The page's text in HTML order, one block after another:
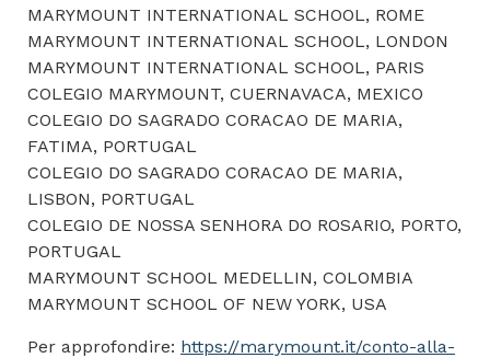
MARYMOUNT INTERNATIONAL SCHOOL, ROME
MARYMOUNT INTERNATIONAL SCHOOL, LONDON
MARYMOUNT INTERNATIONAL SCHOOL, PARIS
COLEGIO MARYMOUNT, CUERNAVACA, MEXICO
COLEGIO DO SAGRADO CORACAO DE MARIA,
FATIMA, PORTUGAL
COLEGIO DO SAGRADO CORACAO DE MARIA,
LISBON, PORTUGAL
COLEGIO DE NOSSA SENHORA DO ROSARIO, PORTO,
PORTUGAL
MARYMOUNT SCHOOL MEDELLIN, COLOMBIA
MARYMOUNT SCHOOL OF NEW YORK, USA
Per approfondire: https://marymount.it/conto-alla-